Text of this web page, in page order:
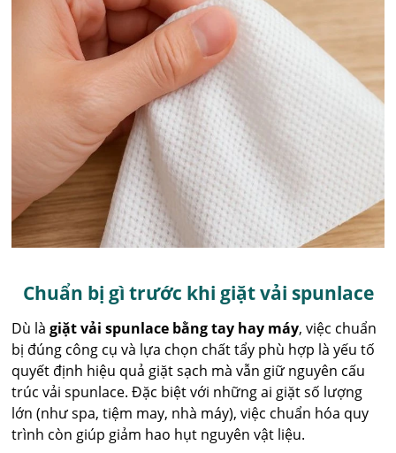
Chuẩn bị gì trước khi giặt vải spunlace
Dù làgiặt vải spunlace bằng tay hay máy, việc chuẩn
bị đúng công cụ và lựa chọn chất tẩy phù hợp là yếu tố
quyết định hiệu quả giặt sạch mà vẫn giữ nguyên cấu
trúc vải spunlace. Đặc biệt với những ai giặt số lượng
lớn (như spa, tiệm may, nhà máy), việc chuẩn hóa quy
trình còn giúp giảm hao hụt nguyên vật liệu.